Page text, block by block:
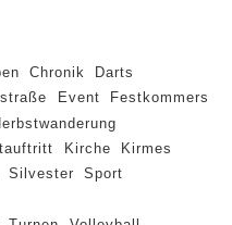
Chronik
Darts
Event
Festkommers
Kirche
Kirmes
Silvester
Sport